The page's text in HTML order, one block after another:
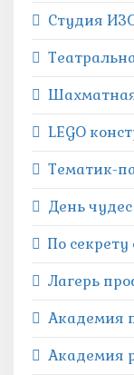
Студия
LEGO
Тематик-
День чудес
По секрету
Лагерь
Академия
Академия